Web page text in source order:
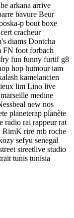
arkana arrive
bavure Beur
p bout boxe
cracheur
diams Dontcha
FN foot forbach
fry fun funny furtif g8
hop humour iam
kamelancien
lim Lino live
medine
new nos
planeterap planète
radio rai rappeur rat
RimK rire rnb roche
sefyu senegal
streetlive studio
tunis tunisia